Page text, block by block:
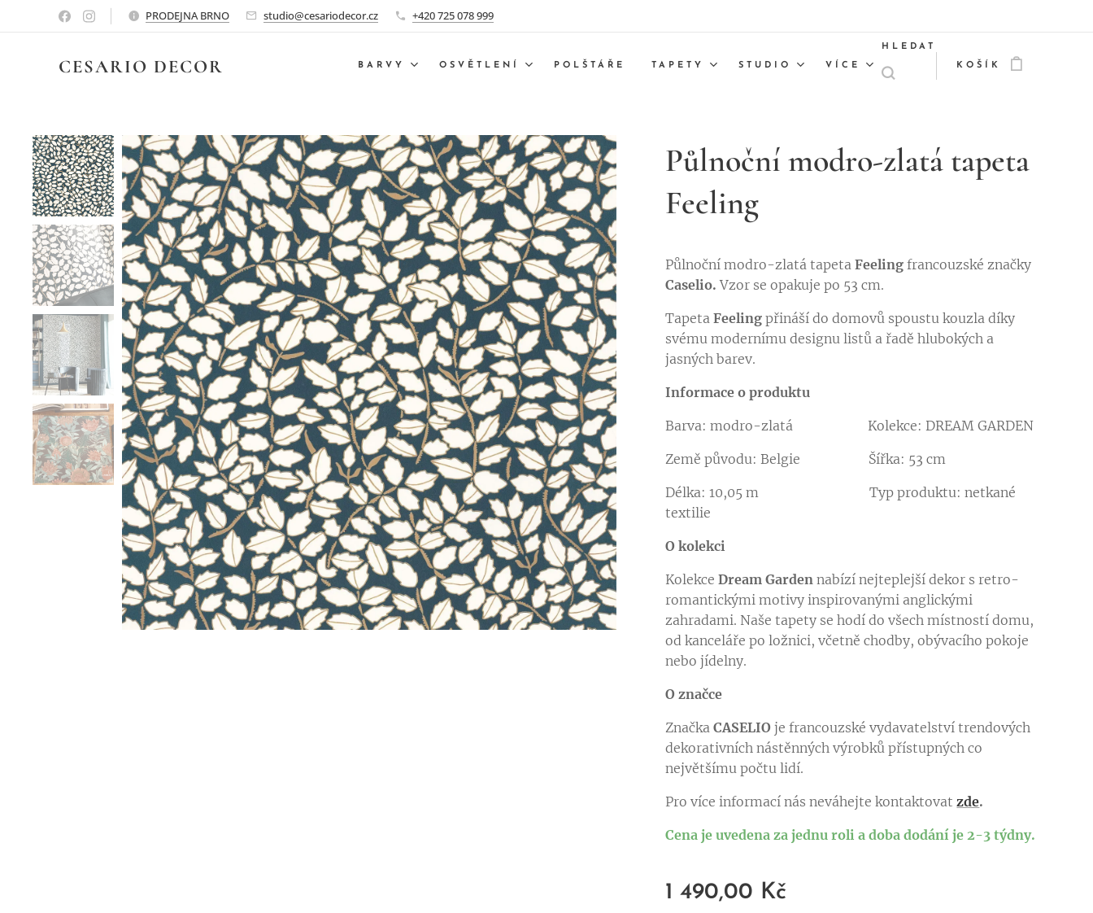
PRODEJNA BRNO studio@cesariodecor.cz +420 725 078 999
CESARIO DECOR BARVY OSVĚTLENÍ POLŠTÁŘE TAPETY STUDIO VÍCE
HLEDAT
KOŠÍK
Půlnoční modro-zlatá tapeta
Feeling
Vzorník tapet se vzorem kolekce DREAM GARDEN
Půlnoční modro-zlatá tapetaFeelingfrancouzské značky
Caselio.Vzor se opakuje po 53 cm.
Tapeta Feelingpřináší do domovů spoustu kouzla díky
svému modernímu designu listů a řadě hlubokých a
jasných barev.
Informace o produktu
Barva: modro-zlatá Kolekce: DREAM GARDEN
Země původu: Belgie Šířka: 53 cm
Délka: 10,05 m Typ produktu: netkané
textilie
O kolekci
KolekceDream Garden nabízí nejteplejší dekor s retro-
romantickými motivy inspirovanými anglickými
zahradami. Naše tapety se hodí do všech místností domu,
od kanceláře po ložnici, včetně chodby, obývacího pokoje
nebo jídelny.
O značce
ZnačkaCASELIO je francouzské vydavatelství trendových
dekorativních nástěnných výrobků přístupných co
největšímu počtu lidí.
Pro více informací nás neváhejte kontaktovatzde.
Cena je uvedena za jednu roli a doba dodání je 2-3 týdny.
1 490,00 Kč